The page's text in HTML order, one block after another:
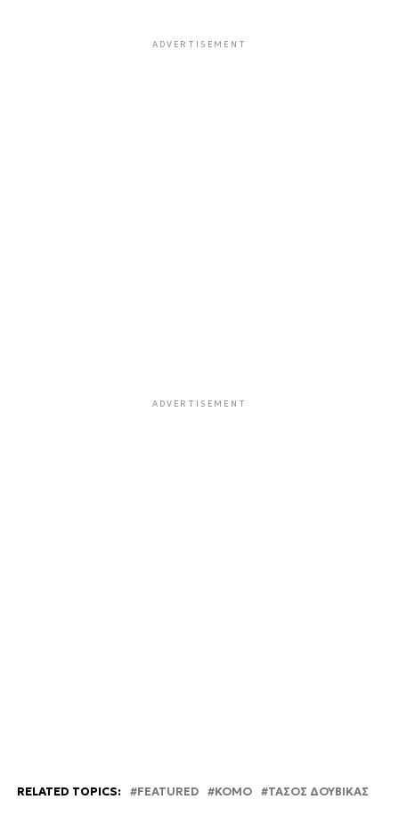
ADVERTISEMENT
ADVERTISEMENT
RELATED TOPICS: FEATURED ΚΟΜΟ ΤΑΣΟΣ ΔΟΥΒΙΚΑΣ